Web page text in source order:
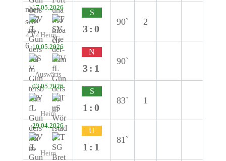
17.05.2026
Heim
S
3:0
90` 2
10.05.2026
Auswärts
N
3:1
90`
03.05.2026
Heim
S
1:0
83` 1
29.04.2026
Heim
U
1:1
81`